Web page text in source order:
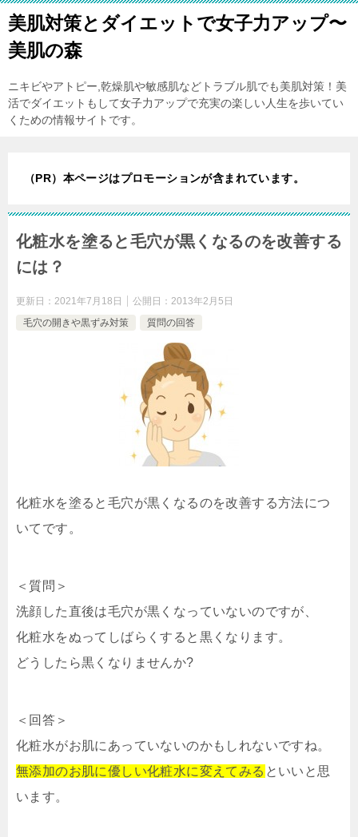
美肌対策とダイエットで女子力アップ〜
美肌の森
ニキビやアトピー,乾燥肌や敏感肌などトラブル肌でも美肌対策！美
活でダイエットもして女子力アップで充実の楽しい人生を歩いてい
くための情報サイトです。
（PR）本ページはプロモーションが含まれています。
化粧水を塗ると毛穴が黒くなるのを改善する
には？
更新日： 2021年7月18日 公開日： 2013年2月5日
毛穴の開きや黒ずみ対策
質問の回答
化粧水を塗ると毛穴が黒くなるのを改善する方法につ
いてです。
＜質問＞
洗顔した直後は毛穴が黒くなっていないのですが、
化粧水をぬってしばらくすると黒くなります。
どうしたら黒くなりませんか?
＜回答＞
化粧水がお肌にあっていないのかもしれないですね。
無添加のお肌に優しい化粧水に変えてみる といいと思
います。